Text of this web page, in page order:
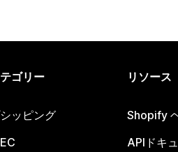
ゴリー
ッピング
リソース
Shopify
APIドキ